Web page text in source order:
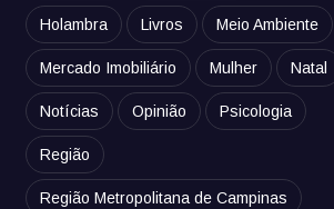
Holambra Livros Meio Ambiente
Mercado Imobiliário Mulher Natal
Notícias Opinião Psicologia
Região
Região Metropolitana de Campinas